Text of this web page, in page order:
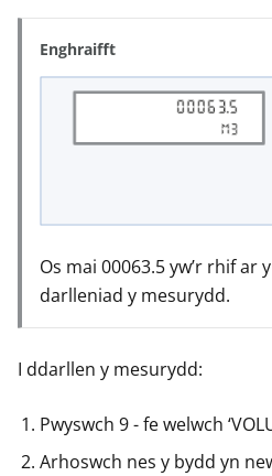
Enghraifft
Os mai 00063.5 yw’r rhif ar
darlleniad y mesurydd.
I ddarllen y mesurydd:
Pwyswch 9 - fe welwch
Arhoswch nes y bydd yn